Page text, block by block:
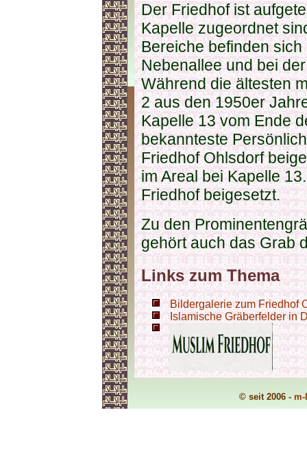
Der Friedhof ist
Kapelle zugeordnet
Bereiche befinden
Nebenallee und bei
Während die ältesten
2 aus den 1950er
Kapelle 13 vom Ende
bekannteste
Friedhof Ohlsdorf
im Areal bei Kapelle
Friedhof beigesetzt.
Zu den
gehört auch das Grab
Links zum Thema
Bildergalerie zum Friedhof
Islamische Gräberfelder in
© seit 2006 - m-